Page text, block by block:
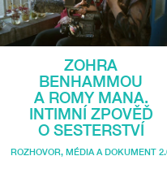
ZOHRA
BENHAMMOU
A ROMY MANA.
INTIMNÍ ZPOVĚĎ
O SESTERSTVÍ
ROZHOVOR MÉDIA A DOKUMENT